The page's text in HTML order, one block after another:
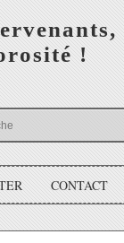
!
CONTACT